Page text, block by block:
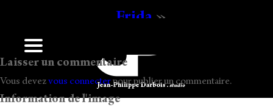
Frida »
Laisser un commentaire
Vous devezvous connecterpour publier un commentaire.
Information de l'image